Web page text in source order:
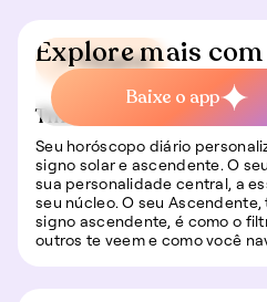
📍 Viagem
This is some text
Seu horóscopo diário
signo solar e ascendente. O
sua personalidade central, a
seu núcleo. O seu
signo ascendente, é como o
outros te veem e como você
Explore mais
Baixe o app